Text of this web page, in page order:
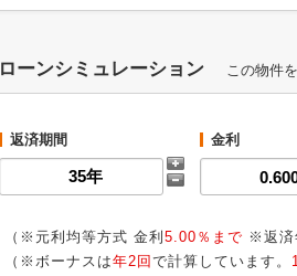
ローンシミュレーション この物件
返済期間 金利
（※元利均等方式 金利 5.00％まで ※返済
（※ボーナスは年2回 で計算しています。